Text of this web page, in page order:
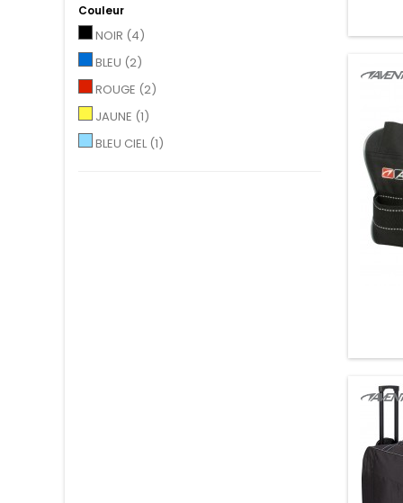
Couleur
NOIR (4)
BLEU (2)
ROUGE (2)
JAUNE (1)
BLEU CIEL(1)